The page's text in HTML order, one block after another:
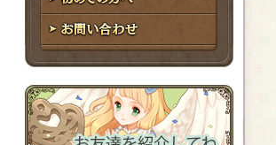
初めての方へ
お問い合わせ